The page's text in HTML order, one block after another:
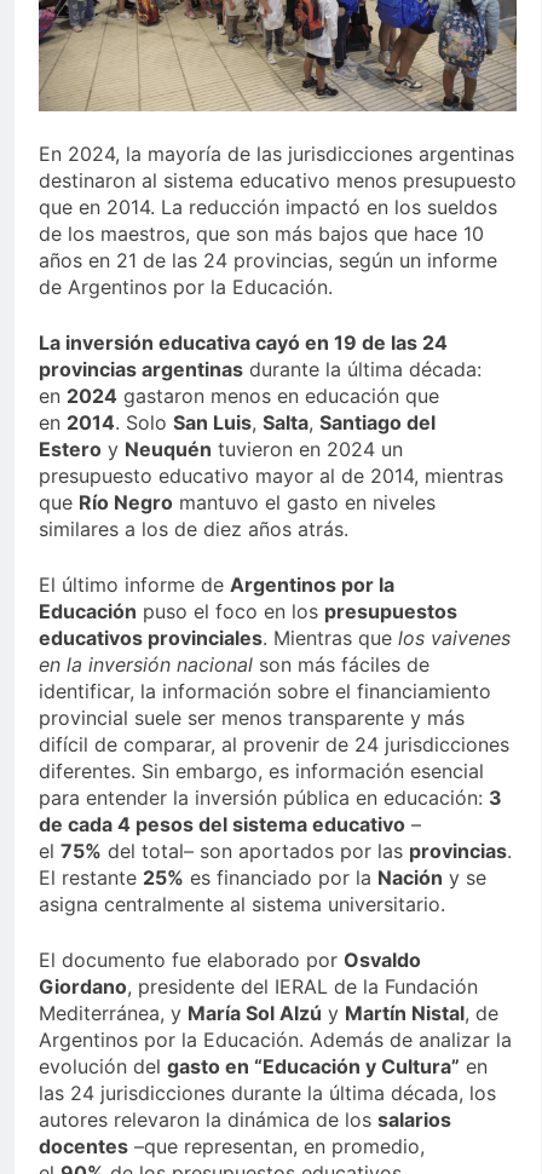
En 2024, la mayoría de las jurisdicciones argentinas
destinaron al sistema educativo menos presupuesto
que en 2014. La reducción impactó en los sueldos
de los maestros, que son más bajos que hace 10
años en 21 de las 24 provincias, según un informe
de Argentinos por la Educación.
La inversión educativa cayó en 19 de las 24
provincias argentinas durante la última década:
en 2024 gastaron menos en educación que
en 2014. Solo San Luis, Salta, Santiago del
Estero y Neuquén tuvieron en 2024 un
presupuesto educativo mayor al de 2014, mientras
que Río Negro mantuvo el gasto en niveles
similares a los de diez años atrás.
El último informe de Argentinos por la
Educación puso el foco en los presupuestos
educativos provinciales. Mientras que los vaivenes
en la inversión nacional son más fáciles de
identificar, la información sobre el financiamiento
provincial suele ser menos transparente y más
difícil de comparar, al provenir de 24 jurisdicciones
diferentes. Sin embargo, es información esencial
para entender la inversión pública en educación: 3
de cada 4 pesos del sistema educativo –
el 75% del total– son aportados por las provincias.
El restante 25% es financiado por la Nación y se
asigna centralmente al sistema universitario.
El documento fue elaborado por Osvaldo
Giordano, presidente del IERAL de la Fundación
Mediterránea, y María Sol Alzú y Martín Nistal, de
Argentinos por la Educación. Además de analizar la
evolución del gasto en “Educación y Cultura” en
las 24 jurisdicciones durante la última década, los
autores relevaron la dinámica de los salarios
docentes –que representan, en promedio,